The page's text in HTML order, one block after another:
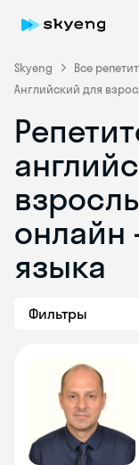
Skyeng Все
Английский для
онлайн
языка
Фильтры
Skyeng Chat